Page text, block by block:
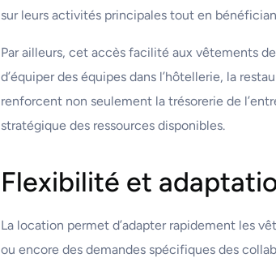
sur leurs activités principales tout en
Par ailleurs, cet accès facilité aux vêtements
d’équiper des équipes dans l’hôtellerie, la
renforcent non seulement la trésorerie de
stratégique des ressources disponibles.
Flexibilité et
La location permet d’adapter rapidement les
ou encore des demandes spécifiques des